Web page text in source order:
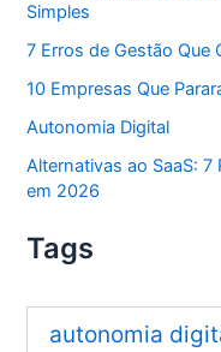
Simples
7 Erros de Gestão Que
10 Empresas Que
Autonomia Digital
Alternativas ao SaaS: 7
em 2026
Tags
autonomia